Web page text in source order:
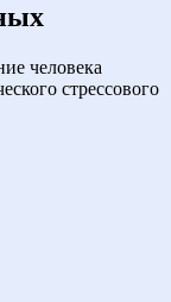
человека
стрессового